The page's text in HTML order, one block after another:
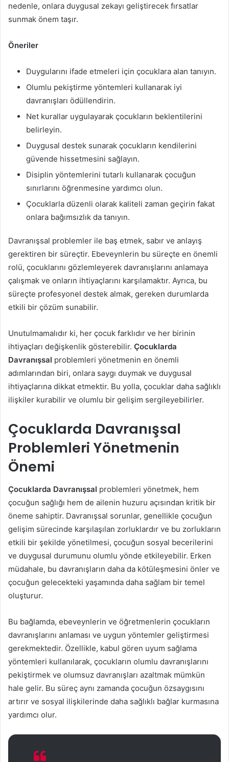
nedenle, onlara duygusal zekayı geliştirecek fırsatlar
sunmak önem taşır.
Öneriler
Duygularını ifade etmeleri için çocuklara alan tanıyın.
Olumlu pekiştirme yöntemleri kullanarak iyi
davranışları ödüllendirin.
Net kurallar uygulayarak çocukların beklentilerini
belirleyin.
Duygusal destek sunarak çocukların kendilerini
güvende hissetmesini sağlayın.
Disiplin yöntemlerini tutarlı kullanarak çocuğun
sınırlarını öğrenmesine yardımcı olun.
Çocuklarla düzenli olarak kaliteli zaman geçirin fakat
onlara bağımsızlık da tanıyın.
Davranışsal problemler ile baş etmek, sabır ve anlayış
gerektiren bir süreçtir. Ebeveynlerin bu süreçte en önemli
rolü, çocuklarını gözlemleyerek davranışlarını anlamaya
çalışmak ve onların ihtiyaçlarını karşılamaktır. Ayrıca, bu
süreçte profesyonel destek almak, gereken durumlarda
etkili bir çözüm sunabilir.
Unutulmamalıdır ki, her çocuk farklıdır ve her birinin
ihtiyaçları değişkenlik gösterebilir. Çocuklarda
Davranışsal problemleri yönetmenin en önemli
adımlarından biri, onlara saygı duymak ve duygusal
ihtiyaçlarına dikkat etmektir. Bu yolla, çocuklar daha sağlıklı
ilişkiler kurabilir ve olumlu bir gelişim sergileyebilirler.
Çocuklarda Davranışsal
Problemleri Yönetmenin
Önemi
Çocuklarda Davranışsal problemleri yönetmek, hem
çocuğun sağlığı hem de ailenin huzuru açısından kritik bir
öneme sahiptir. Davranışsal sorunlar, genellikle çocuğun
gelişim sürecinde karşılaşılan zorluklardır ve bu zorlukların
etkili bir şekilde yönetilmesi, çocuğun sosyal becerilerini
ve duygusal durumunu olumlu yönde etkileyebilir. Erken
müdahale, bu davranışların daha da kötüleşmesini önler ve
çocuğun gelecekteki yaşamında daha sağlam bir temel
oluşturur.
Bu bağlamda, ebeveynlerin ve öğretmenlerin çocukların
davranışlarını anlaması ve uygun yöntemler geliştirmesi
gerekmektedir. Özellikle, kabul gören uyum sağlama
yöntemleri kullanılarak, çocukların olumlu davranışlarını
pekiştirmek ve olumsuz davranışları azaltmak mümkün
hale gelir. Bu süreç aynı zamanda çocuğun özsaygısını
artırır ve sosyal ilişkilerinde daha sağlıklı bağlar kurmasına
yardımcı olur.